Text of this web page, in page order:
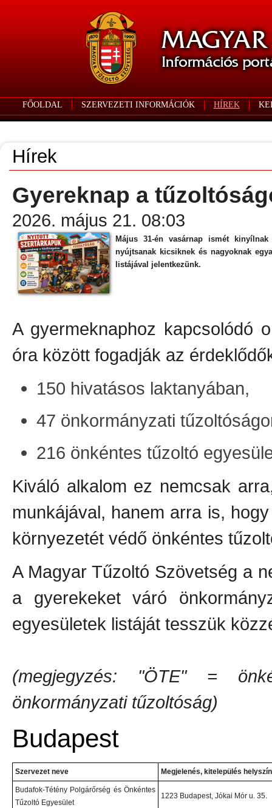
FŐOLDAL SZERVEZETI INFORMÁCIÓK HÍREK
Hírek
Gyereknap a
2026. május 21. 08:03
Május 31-én vasárnap ismét
nyújtsanak kicsiknek és nagyoknak
listájával jelentkezünk.
A gyermeknaphoz kapcsolódó
óra között fogadják az
150 hivatásos laktanyában,
47 önkormányzati
216 önkéntes tűzoltó
Kiváló alkalom ez nemcsak
munkájával, hanem arra is,
környezetét védő önkéntes
A Magyar Tűzoltó Szövetség a
a gyerekeket váró
egyesületek listáját tesszük
(megjegyzés: "ÖTE" =
önkormányzati tűzoltóság)
Budapest
Szervezet neve Megjelenés, kitelepülés
Budafok-Tétény Polgárőrség és Önkéntes
Tűzoltó Egyesület
1223 Budapest, Jókai Mór u. 35.